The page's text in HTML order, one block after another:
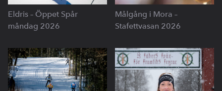
Eldris – Öppet Spår
måndag 2026
Målgång i Mora –
Stafettvasan 2026